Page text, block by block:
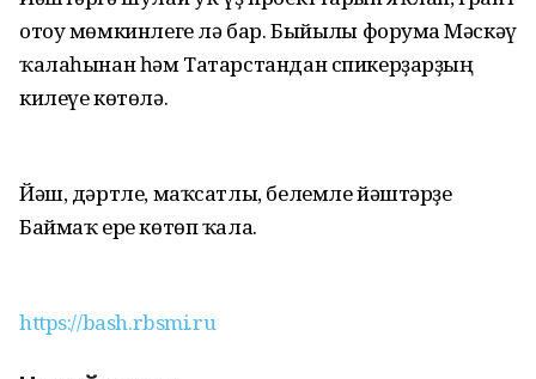
отоу мөмкинлеге лә бар. Быйылғы форумға Мәскәү
ҡалаһынан һәм Татарстандан спикерҙарҙың
килеүе көтөлә.
Йәш, дәртле, маҡсатлы, белемле йәштәрҙе
Баймаҡ ере көтөп ҡала.
https://bash.rbsmi.ru